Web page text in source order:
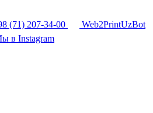
(71) 207-34-00
Web2PrintUzBot
в Instagram